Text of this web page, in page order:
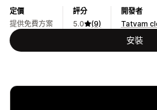
定價
提供免費方案
評分
5.0
(9)
開發者
Tatvam
安裝